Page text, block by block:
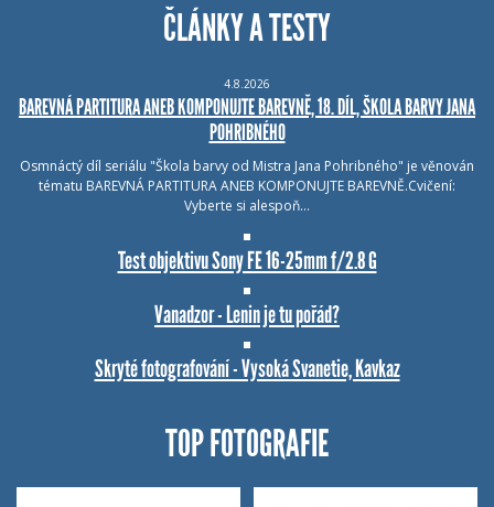
ČLÁNKY A TESTY
4.8.2026
BAREVNÁ PARTITURA ANEB KOMPONUJTE BAREVNĚ, 18. DÍL, ŠKOLA BARVY JANA
POHRIBNÉHO
Osmnáctý díl seriálu "Škola barvy od Mistra Jana Pohribného" je věnován
tématu BAREVNÁ PARTITURA ANEB KOMPONUJTE BAREVNĚ.Cvičení:
Vyberte si alespoň…
Test objektivu Sony FE 16-25mm f/2.8 G
Vanadzor - Lenin je tu pořád?
Skryté fotografování - Vysoká Svanetie, Kavkaz
TOP FOTOGRAFIE